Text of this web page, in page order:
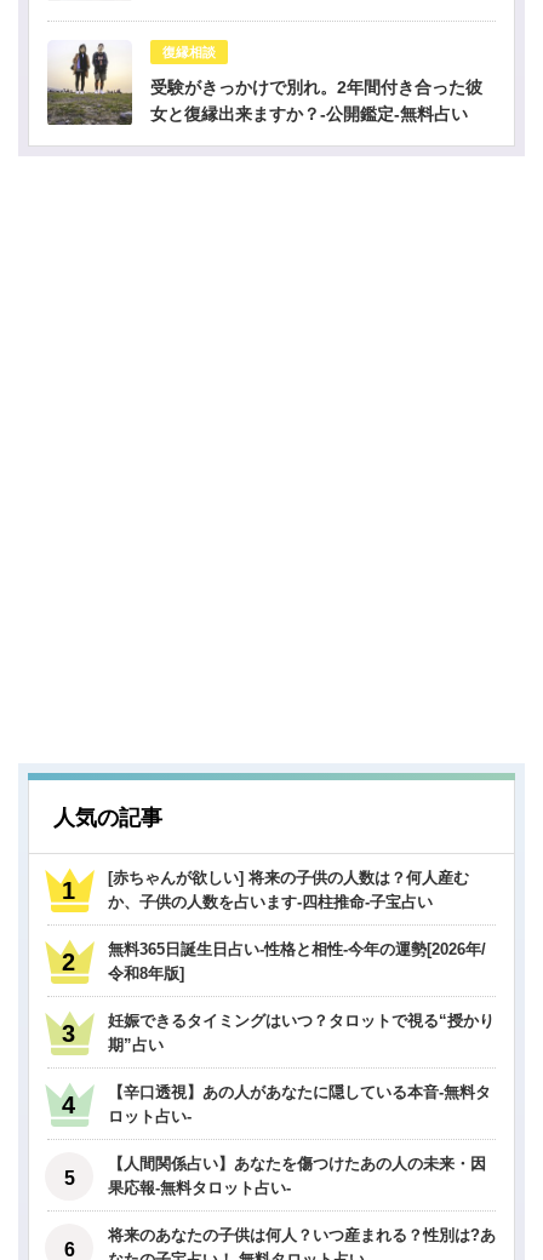
復縁相談
受験がきっかけで別れ。2年間付き合った彼
女と復縁出来ますか？-公開鑑定-無料占い
人気の記事
[赤ちゃんが欲しい] 将来の子供の人数は？何人産む
か、子供の人数を占います-四柱推命-子宝占い
無料365日誕生日占い-性格と相性-今年の運勢[2026年/
令和8年版]
妊娠できるタイミングはいつ？タロットで視る“授かり
期”占い
【辛口透視】あの人があなたに隠している本音-無料タ
ロット占い-
【人間関係占い】あなたを傷つけたあの人の未来・因
果応報-無料タロット占い-
将来のあなたの子供は何人？いつ産まれる？性別は?あ